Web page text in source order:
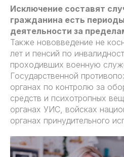
Исключение составят
гражданина есть
деятельности за
Также нововведение не
лет и пенсий по
проходивших военную
Государственной
органах по контролю за
средств и психотропных
органах УИС, войсках
органах принудительного